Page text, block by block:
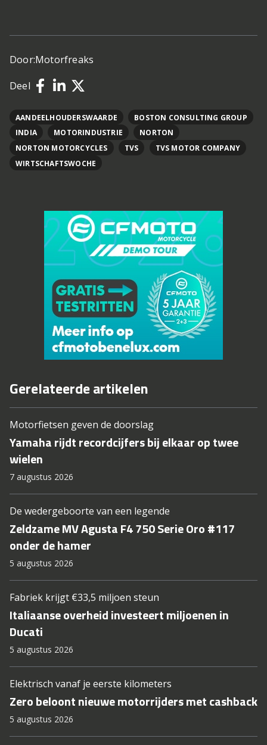
Door:Motorfreaks
Deel
AANDEELHOUDERSWAARDE
BOSTON CONSULTING GROUP
INDIA
MOTORINDUSTRIE
NORTON
NORTON MOTORCYCLES
TVS
TVS MOTOR COMPANY
WIRTSCHAFTSWOCHE
Gerelateerde artikelen
Motorfietsen geven de doorslag
Yamaha rijdt recordcijfers bij elkaar op twee
wielen
7 augustus 2026
De wedergeboorte van een legende
Zeldzame MV Agusta F4 750 Serie Oro #117
onder de hamer
5 augustus 2026
Fabriek krijgt €33,5 miljoen steun
Italiaanse overheid investeert miljoenen in
Ducati
5 augustus 2026
Elektrisch vanaf je eerste kilometers
Zero beloont nieuwe motorrijders met cashback
5 augustus 2026